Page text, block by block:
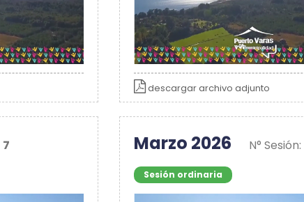
descargar archivo adjunto
7 Marzo 2026 N° Sesión:
Sesión ordinaria